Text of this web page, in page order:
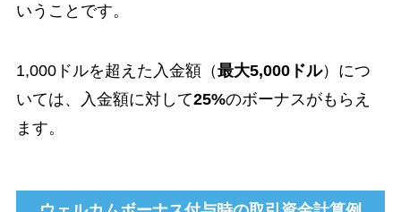
いうことです。
1,000ドルを超えた入金額（最大5,000ドル）につ
いては、入金額に対して25%のボーナスがもらえ
ます。